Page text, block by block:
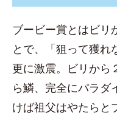
ブービー賞とはビリ
とで、「狙って獲れ
更に激震。ビリか
ら鱗、完全にパラダ
けば祖父はやたらと